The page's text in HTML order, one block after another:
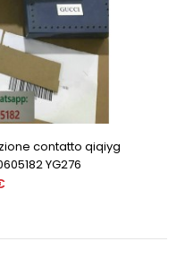
contatto qiqiyg
YG276